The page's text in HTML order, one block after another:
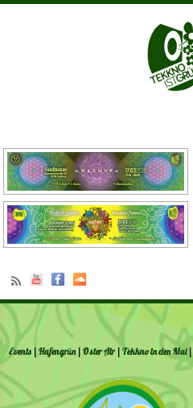
Events Hafengrün| Oster Air| Tekkno in den Mai|